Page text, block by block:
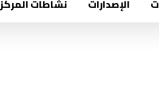
الإصدارات نشاطات المركز